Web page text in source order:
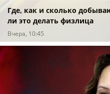
Где, как и сколько
ли это делать физлица
Вчера, 10:45